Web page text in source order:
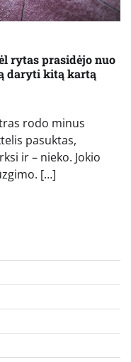
rytas prasidėjo nuo
daryti kitą kartą
rodo minus
pasuktas,
ir – nieko. Jokio
[…]